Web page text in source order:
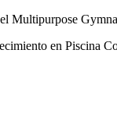
Multipurpose
en Piscina